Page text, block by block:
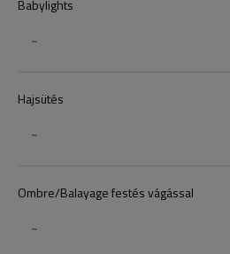
Babylights
~
Hajsütés
~
Ombre/Balayage festés vágással
~